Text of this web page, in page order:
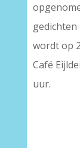
wordt op
Café
uur.